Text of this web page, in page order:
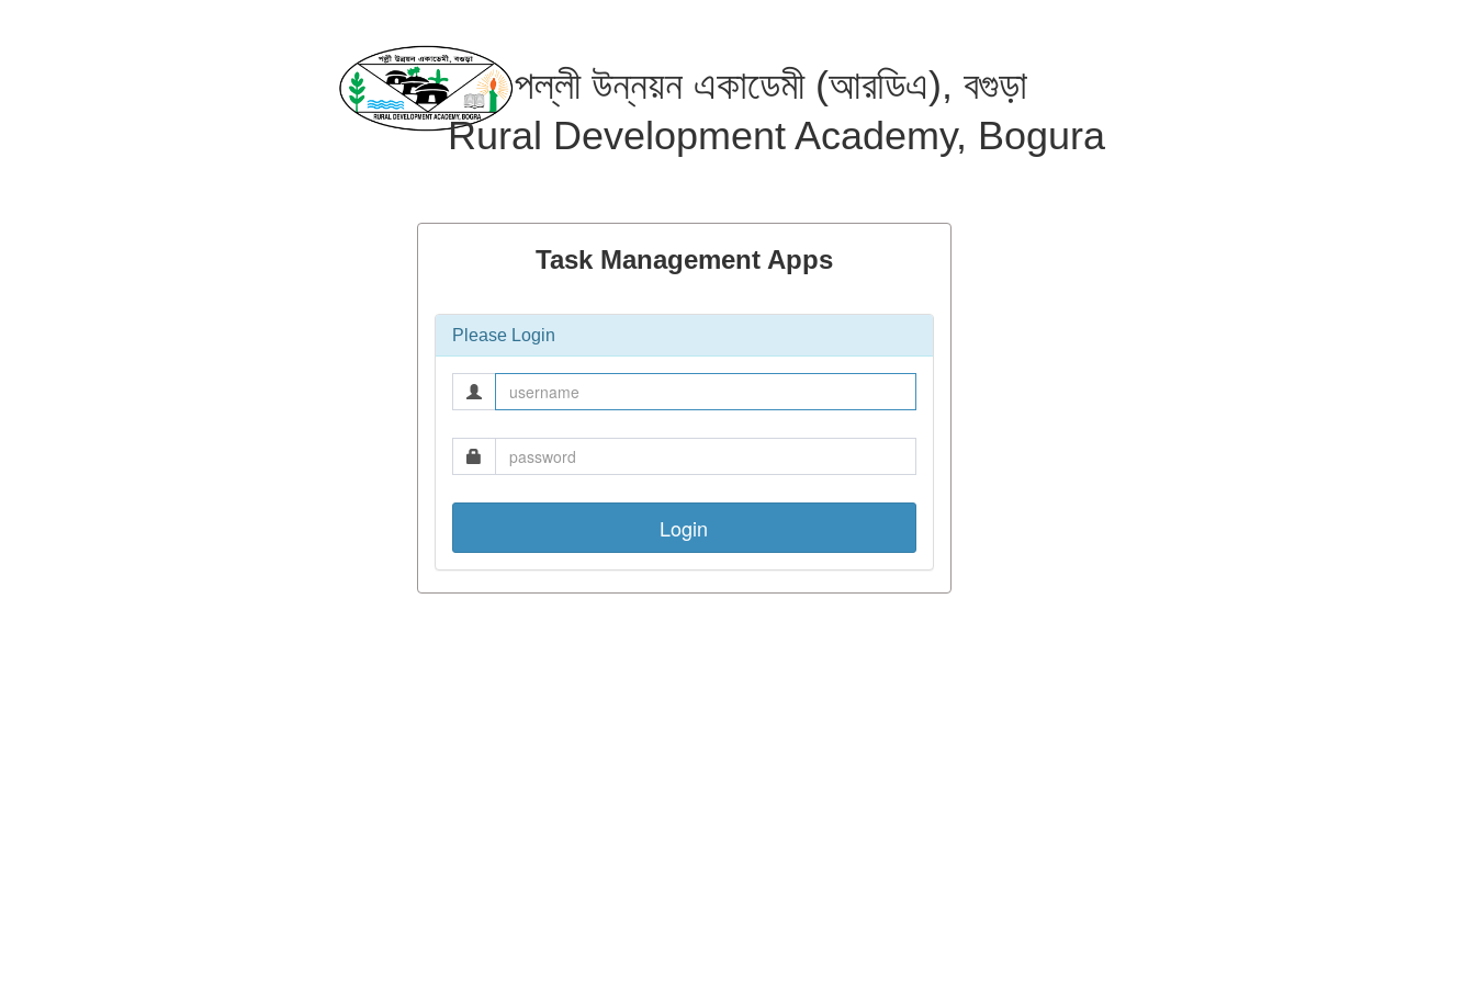
পল্লী উন্নয়ন একাডেমী (আরডিএ), বগুড়া
Rural Development Academy, Bogura
Task Management Apps
Please Login